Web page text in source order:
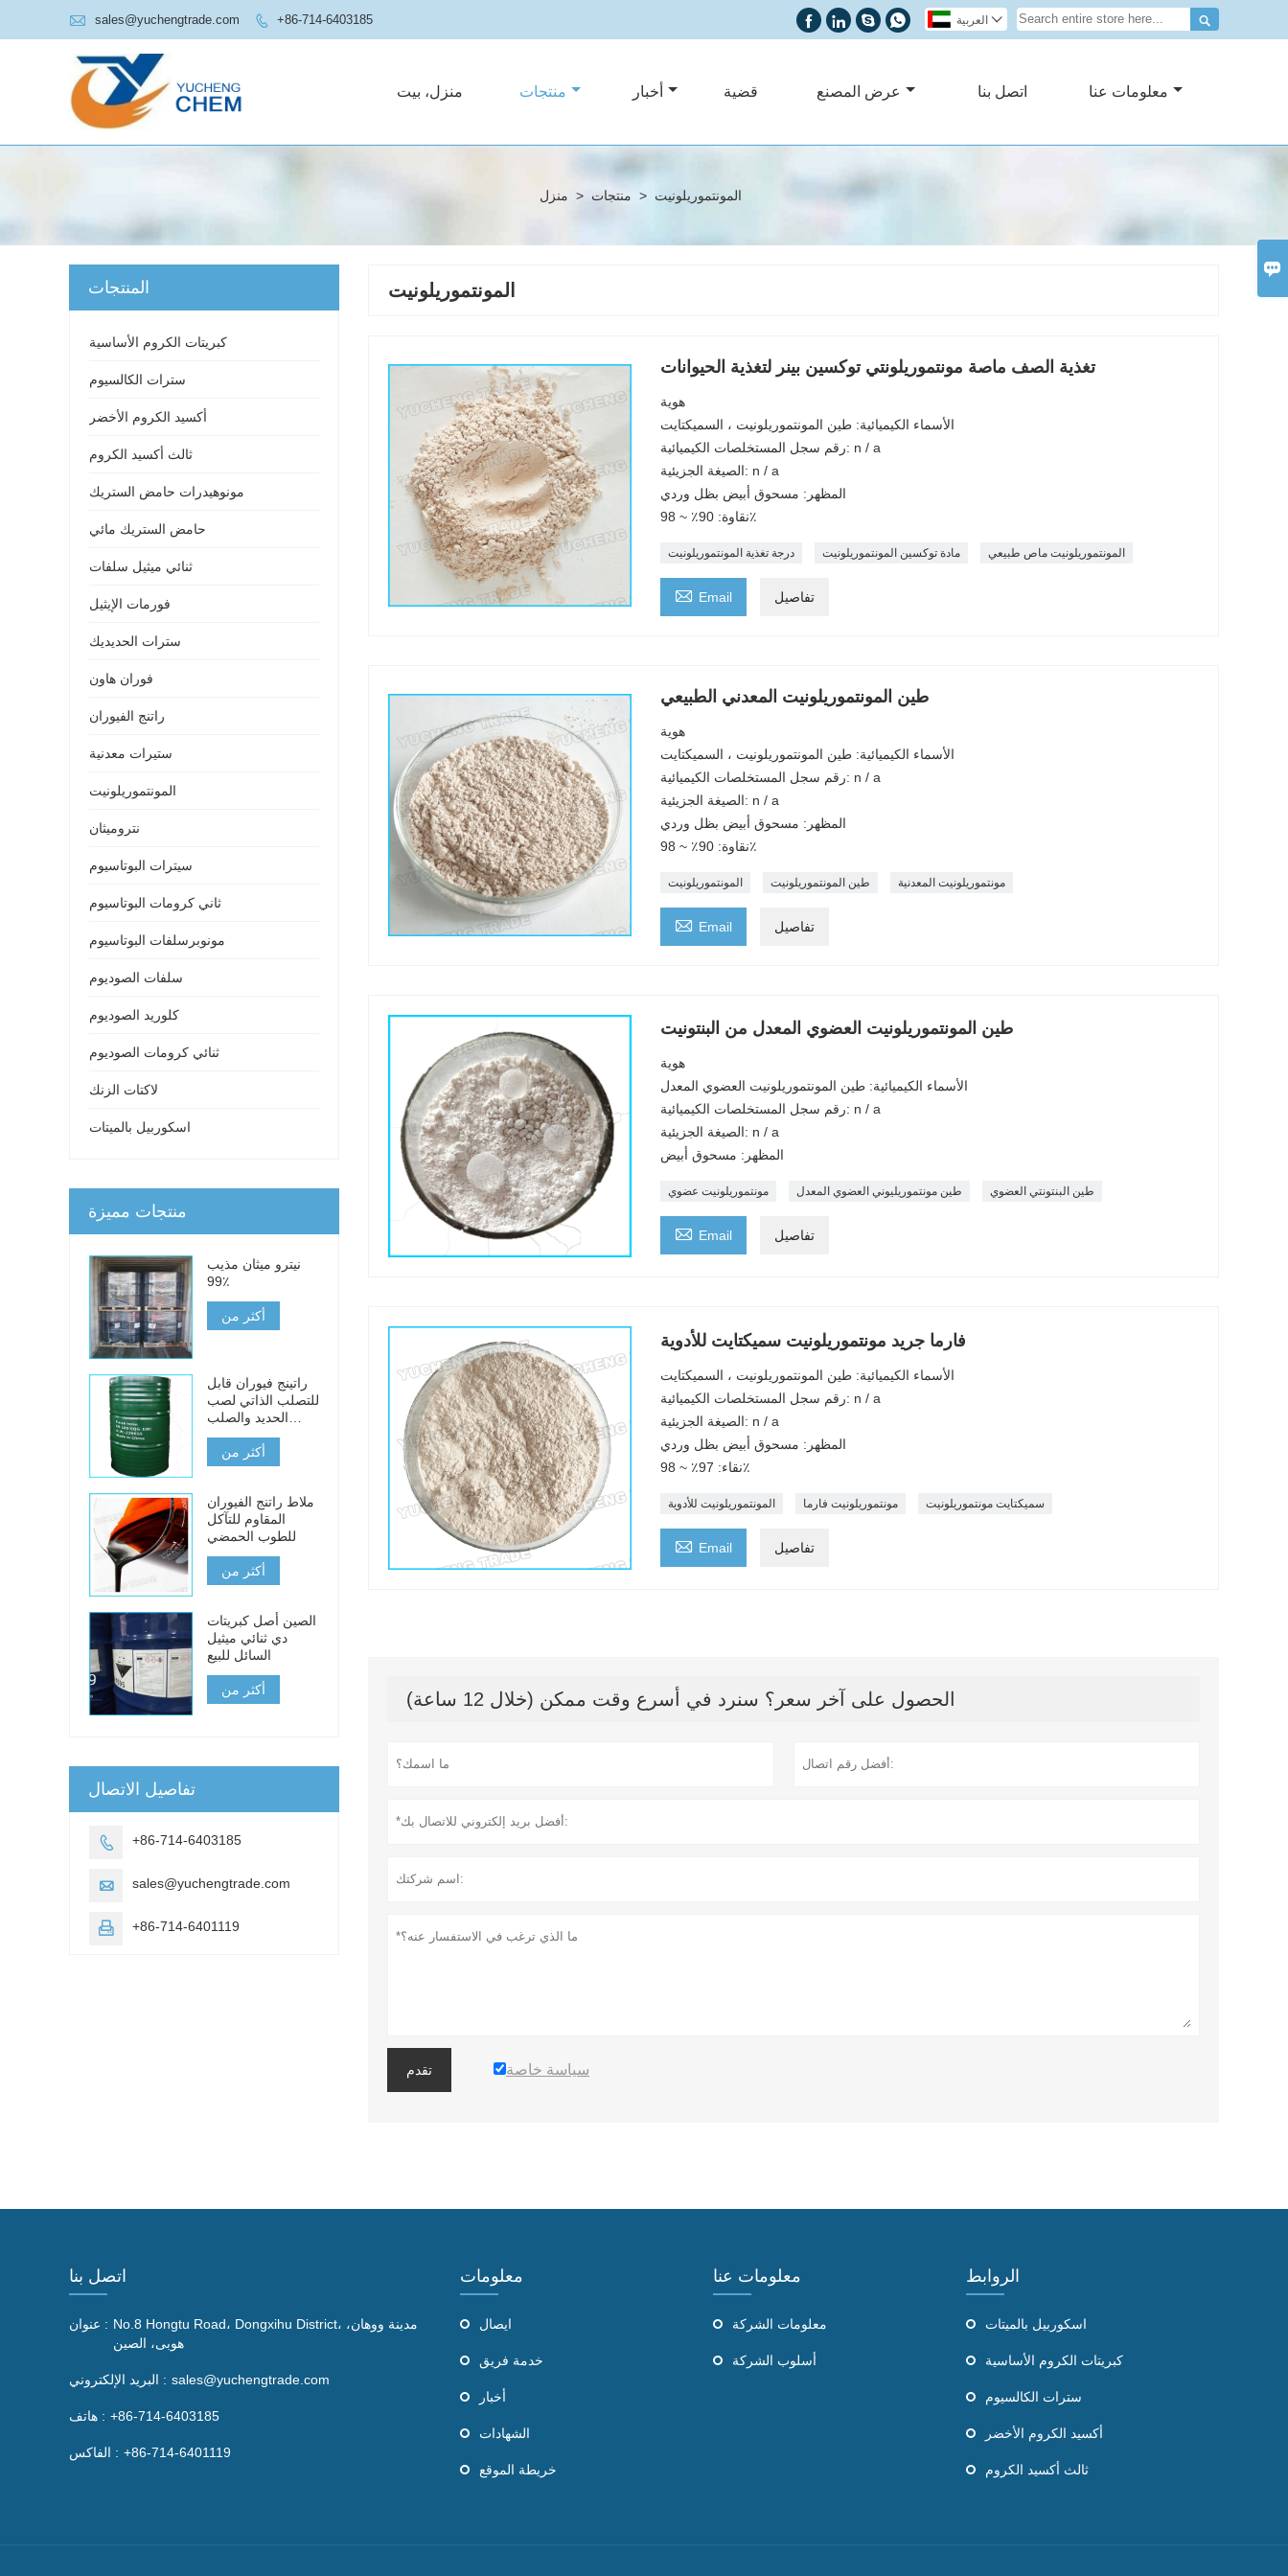

 sales@yuchengtrade.com  +86-714-6403185  العربية 
   
منزل، بيت منتجات أخبار قضية عرض المصنع اتصل بنا معلومات عنا
منزل > منتجات > المونتموريلونيت
المونتموريلونيت
تغذية الصف ماصة مونتموريلونتي توكسين بينر لتغذية الحيوانات
هوية
الأسماء الكيميائية: طين المونتموريلونيت ، السميكتايت
رقم سجل المستخلصات الكيميائية: n / a
الصيغة الجزيئية: n / a
المظهر: مسحوق أبيض بظل وردي
نقاوة: 90٪ ~ 98٪
درجة تغذية المونتموريلونيت مادة توكسين المونتموريلونيت المونتموريلونيت ماص طبيعي
 Email تفاصيل
طين المونتموريلونيت المعدني الطبيعي
هوية
الأسماء الكيميائية: طين المونتموريلونيت ، السميكتايت
رقم سجل المستخلصات الكيميائية: n / a
الصيغة الجزيئية: n / a
المظهر: مسحوق أبيض بظل وردي
نقاوة: 90٪ ~ 98٪
المونتموريلونيت طين المونتموريلونيت مونتموريلونيت المعدنية
 Email تفاصيل
طين المونتموريلونيت العضوي المعدل من البنتونيت
هوية
الأسماء الكيميائية: طين المونتموريلونيت العضوي المعدل
رقم سجل المستخلصات الكيميائية: n / a
الصيغة الجزيئية: n / a
المظهر: مسحوق أبيض
مونتموريلونيت عضوي طين مونتموريليوني العضوي المعدل طين البنتونتي العضوي
 Email تفاصيل
فارما جريد مونتموريلونيت سميكتايت للأدوية
الأسماء الكيميائية: طين المونتموريلونيت ، السميكتايت
رقم سجل المستخلصات الكيميائية: n / a
الصيغة الجزيئية: n / a
المظهر: مسحوق أبيض بظل وردي
نقاء: 97٪ ~ 98٪
المونتموريلونيت للأدوية مونتموريلونيت فارما سميكتايت مونتموريلونيت
 Email تفاصيل
الحصول على آخر سعر؟ سنرد في أسرع وقت ممكن (خلال 12 ساعة)
تقدم سياسة خاصة
المنتجات
كبريتات الكروم الأساسية
سترات الكالسيوم
أكسيد الكروم الأخضر
ثالث أكسيد الكروم
مونوهيدرات حامض الستريك
حامض الستريك مائي
ثنائي ميثيل سلفات
فورمات الإيثيل
سترات الحديديك
فوران هاون
راتنج الفيوران
ستيرات معدنية
المونتموريلونيت
نتروميثان
سيترات البوتاسيوم
ثاني كرومات البوتاسيوم
مونوبرسلفات البوتاسيوم
سلفات الصوديوم
كلوريد الصوديوم
ثنائي كرومات الصوديوم
لاكتات الزنك
اسكوربيل بالميتات
منتجات مميزة
نيترو ميثان مذيب
99٪
أكثر من
راتينج فيوران قابل
للتصلب الذاتي لصب
الحديد والصلب
والمعادن غير
الحديدية
أكثر من
ملاط راتنج الفيوران
المقاوم للتآكل
للطوب الحمضي
أكثر من
الصين أصل كبريتات
دي ثنائي ميثيل
السائل للبيع
أكثر من
تفاصيل الاتصال
 +86-714-6403185
 sales@yuchengtrade.com
 +86-714-6401119
اتصل بنا
عنوان : No.8 Hongtu Road، Dongxihu District، مدينة ووهان،
هوبى، الصين
البريد الإلكتروني : sales@yuchengtrade.com
هاتف : +86-714-6403185
الفاكس : +86-714-6401119
معلومات
ايصال
خدمة فريق
أخبار
الشهادات
خريطة الموقع
معلومات عنا
معلومات الشركة
أسلوب الشركة
الروابط
اسكوربيل بالميتات
كبريتات الكروم الأساسية
سترات الكالسيوم
أكسيد الكروم الأخضر
ثالث أكسيد الكروم